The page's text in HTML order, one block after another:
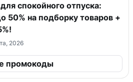
спокойного отпуска:
50% на подборку товаров +
2026
промокоды